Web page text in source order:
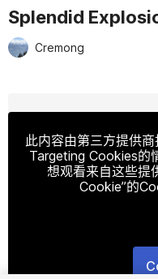
Splendid
Cremong
此内容由第三方提供
Targeting Cookies的
想观看来自这些提
Cookie”的